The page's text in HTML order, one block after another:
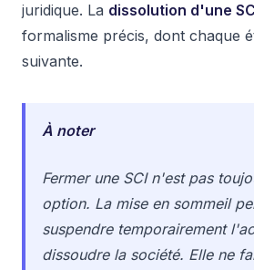
juridique. La dissolution d'une
formalisme précis, dont chaque
suivante.
À noter
Fermer une SCI n'est pas
option. La mise en sommeil
suspendre temporairement
dissoudre la société. Elle ne